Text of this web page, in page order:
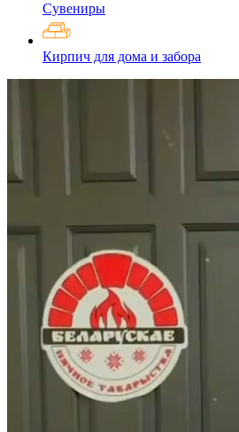
Сувениры
Кирпич для дома и забора